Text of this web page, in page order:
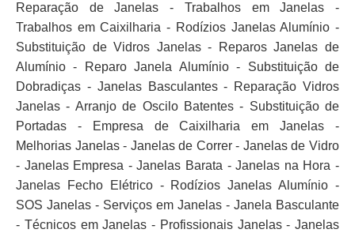
Reparação de Janelas - Trabalhos em Janelas -
Trabalhos em Caixilharia - Rodízios Janelas Alumínio -
Substituição de Vidros Janelas - Reparos Janelas de
Alumínio - Reparo Janela Alumínio - Substituição de
Dobradiças - Janelas Basculantes - Reparação Vidros
Janelas - Arranjo de Oscilo Batentes - Substituição de
Portadas - Empresa de Caixilharia em Janelas -
Melhorias Janelas - Janelas de Correr - Janelas de Vidro
- Janelas Empresa - Janelas Barata - Janelas na Hora -
Janelas Fecho Elétrico - Rodízios Janelas Alumínio -
SOS Janelas - Serviços em Janelas - Janela Basculante
- Técnicos em Janelas - Profissionais Janelas - Janelas